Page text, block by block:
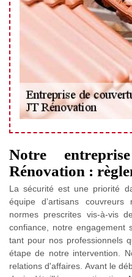
Notre
Rénovation :
La sécurité est une priorité
équipe d’artisans
normes prescrites vis-à-vis
confiance, notre engagement
tant pour nos professionnels
étape de notre intervention.
relations d'affaires. Avant le